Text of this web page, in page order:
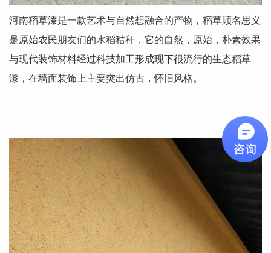
河南稻草漆是一款艺术与自然想融合的产物，稻草顾名思义
是原始农民朋友们的水稻秸秆，它的自然，原始，朴素效果
与现代装饰材料经过科技加工形成现下很流行的生态稻草
漆，在墙面装饰上主要突出仿古，怀旧风格。